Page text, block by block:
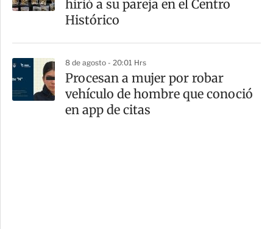
hirió a su pareja en el Centro
Histórico
8 de agosto - 20:01 Hrs
Procesan a mujer por robar
vehículo de hombre que conoció
en app de citas